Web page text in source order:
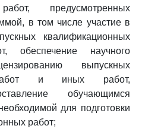
предусмотренных
в том числе участие в
квалификационных
научного
выпускных
работ и иных работ,
обучающимся
для подготовки
работ;